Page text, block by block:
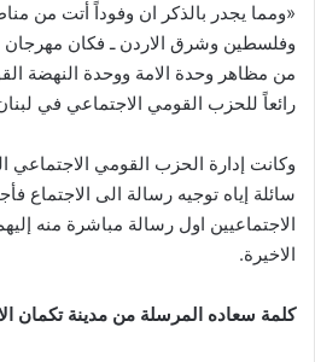
«ومما يجدر بالذكر ان وفوداً أتت من
وفلسطين وشرق الاردن ـ فكان
من مظاهر وحدة الامة ووحدة النهضة
رائعاً للحزب القومي الاجتماعي في
وكانت إدارة الحزب القومي الاجتماعي
سائلة إياه توجيه رسالة الى الاجتماع
الاجتماعيين اول رسالة مباشرة منه
الاخيرة.
كلمة سعاده المرسلة من مدينة تكمان